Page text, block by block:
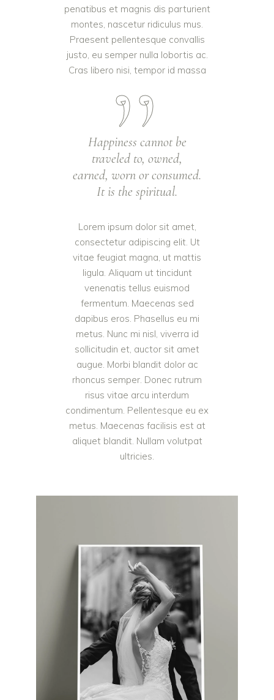
penatibus et magnis dis parturient
montes, nascetur ridiculus mus.
Praesent pellentesque convallis
justo, eu semper nulla lobortis ac.
Cras libero nisi, tempor id massa
Happiness cannot be
traveled to, owned,
earned, worn or consumed.
It is the spiritual.
Lorem ipsum dolor sit amet,
consectetur adipiscing elit. Ut
vitae feugiat magna, ut mattis
ligula. Aliquam ut tincidunt
venenatis tellus euismod
fermentum. Maecenas sed
dapibus eros. Phasellus eu mi
metus. Nunc mi nisl, viverra id
sollicitudin et, auctor sit amet
augue. Morbi blandit dolor ac
rhoncus semper. Donec rutrum
risus vitae arcu interdum
condimentum. Pellentesque eu ex
metus. Maecenas facilisis est at
aliquet blandit. Nullam volutpat
ultricies.